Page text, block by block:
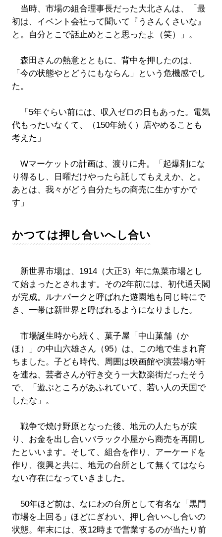
当時、市場の組合理事長だった大北さんは、「最
初は、イベント会社って聞いて『うさんくさいな』
と。自分とこで話止めとこと思ったよ（笑）」。
森田さんの熱意とともに、背中を押したのは、
「今の状態やとどうにもならん」という危機感でし
た。
「5年ぐらい前には、収入ゼロの日もあった。電気
代もったいなくて、（150年続く）店やめることも
考えた」
Wマーケットの計画は、渡りに舟。「起爆剤にな
り得るし、日曜だけやったら託してもええか、と。
あとは、我々がどう自分たちの商売に生かすかで
す」
かつては押し合いへし合い
新世界市場は、1914（大正3）年に魚菜市場とし
て始まったとされます。その2年前には、初代通天閣
が完成。ルナパークと呼ばれた遊園地も同じ時にで
き、一帯は新世界と呼ばれるようになりました。
市場誕生時から続く、菓子屋「中山菓舗（か
ほ）」の中山六雄さん（95）は、この地で生まれ育
ちました。子ども時代、周囲は映画館や演芸場が軒
を連ね、芸者さんが行き交う一大歓楽街だったそう
で、「遊ぶところがあふれていて、若い人の天国で
したな」。
戦争で焼け野原となった後、地元の人たちが戻
り、お金を出し合いバラック小屋から商売を再開し
たといいます。そして、組合を作り、アーケードを
作り、復興と共に、地元の台所として無くてはなら
ない存在になっていきました。
50年ほど前は、なにわの台所として有名な「黒門
市場を上回る」ほどにぎわい、押し合いへし合いの
状態。年末には、夜12時まで営業するのが当たり前